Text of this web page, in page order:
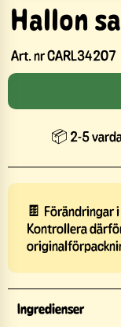
Hallon
Art. nrCARL34207
📦 2-5
🍫 Förändringar
Kontrollera
Ingredienser